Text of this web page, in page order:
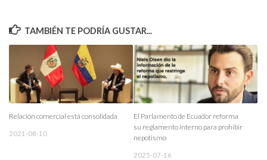
TAMBIÉN TE PODRÍA GUSTAR...
Relación comercial está consolidada
2021-08-10
El Parlamento de Ecuador reforma
su reglamento interno para prohibir
nepotismo
2025-07-16